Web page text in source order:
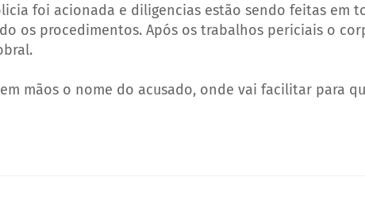
foi acionada e diligencias estão sendo feitas em
os procedimentos. Após os trabalhos periciais o
mãos o nome do acusado, onde vai facilitar para